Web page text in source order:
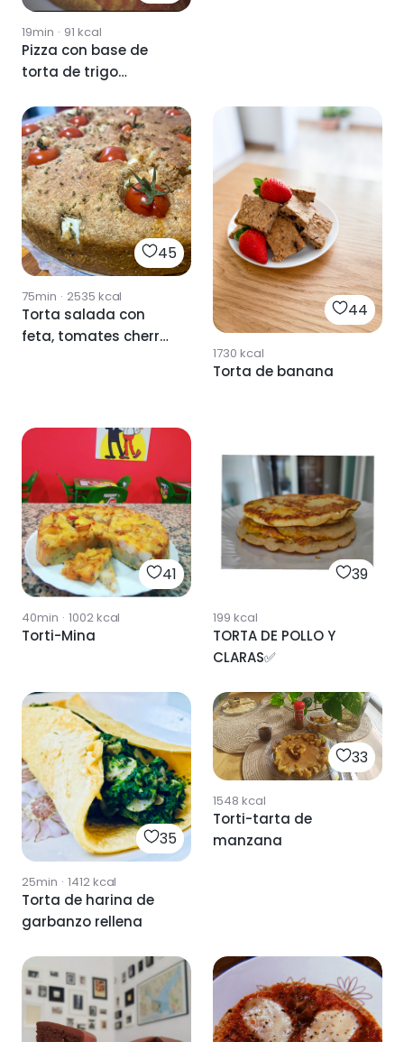
19min · 91 kcal
Pizza con base de
torta de trigo
45
75min · 2535 kcal
Torta salada con
feta, tomates cherry
44
1730 kcal
Torta de banana
41
40min · 1002kcal
Torti-Mina
39
199 kcal
TORTA DE POLLO Y
CLARAS✅
35
25min · 1412kcal
Torta de harina de
garbanzo rellena
33
1548 kcal
Torti-tarta de
manzana